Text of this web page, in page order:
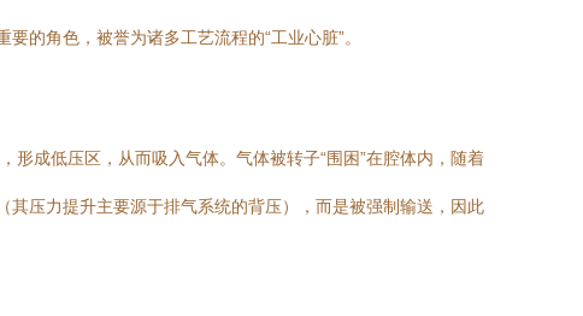
的角色，被誉为诸多工艺流程的“工业心脏”。
形成低压区，从而吸入气体。气体被转子“围困”在腔体内，随着
压力提升主要源于排气系统的背压），而是被强制输送，因此